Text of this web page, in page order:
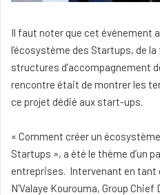
Il faut noter que cet événement
l’écosystème des Startups, de
structures d’accompagnement
rencontre était de montrer les
ce projet dédié aux start-ups.
« Comment créer un
Startups », a été le thème d’un
entreprises. Intervenant en tant
N’Valaye Kourouma, Group